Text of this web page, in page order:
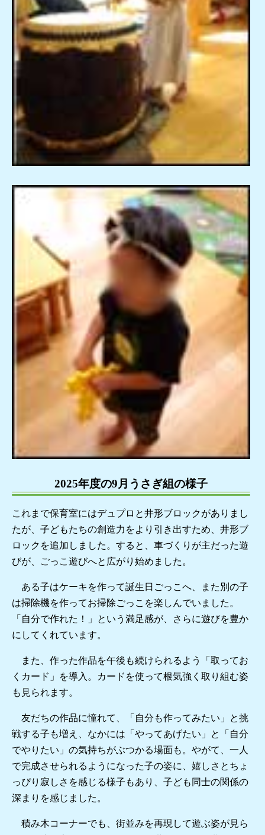
2025年度の9月うさぎ組の様子
これまで保育室にはデュプロと井形ブロックがありまし
たが、子どもたちの創造力をより引き出すため、井形ブ
ロックを追加しました。すると、車づくりが主だった遊
びが、ごっこ遊びへと広がり始めました。
ある子はケーキを作って誕生日ごっこへ、また別の子
は掃除機を作ってお掃除ごっこを楽しんでいました。
「自分で作れた！」という満足感が、さらに遊びを豊か
にしてくれています。
また、作った作品を午後も続けられるよう「取ってお
くカード」を導入。カードを使って根気強く取り組む姿
も見られます。
友だちの作品に憧れて、「自分も作ってみたい」と挑
戦する子も増え、なかには「やってあげたい」と「自分
でやりたい」の気持ちがぶつかる場面も。やがて、一人
で完成させられるようになった子の姿に、嬉しさとちょ
っぴり寂しさを感じる様子もあり、子ども同士の関係の
深まりを感じました。
積み木コーナーでも、街並みを再現して遊ぶ姿が見ら